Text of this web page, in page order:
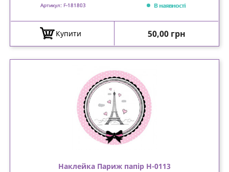
Артикул: F-181803 В наявності
Купити Ціна
50,00 грн
Наклейка Париж папір Н-0113